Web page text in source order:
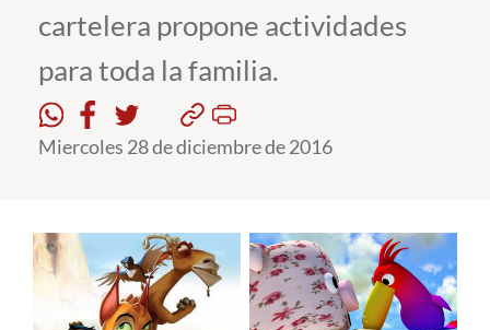
Formación Continua
Funcionarios
cartelera propone actividades
para toda la familia.
Miercoles 28 de diciembre de 2016